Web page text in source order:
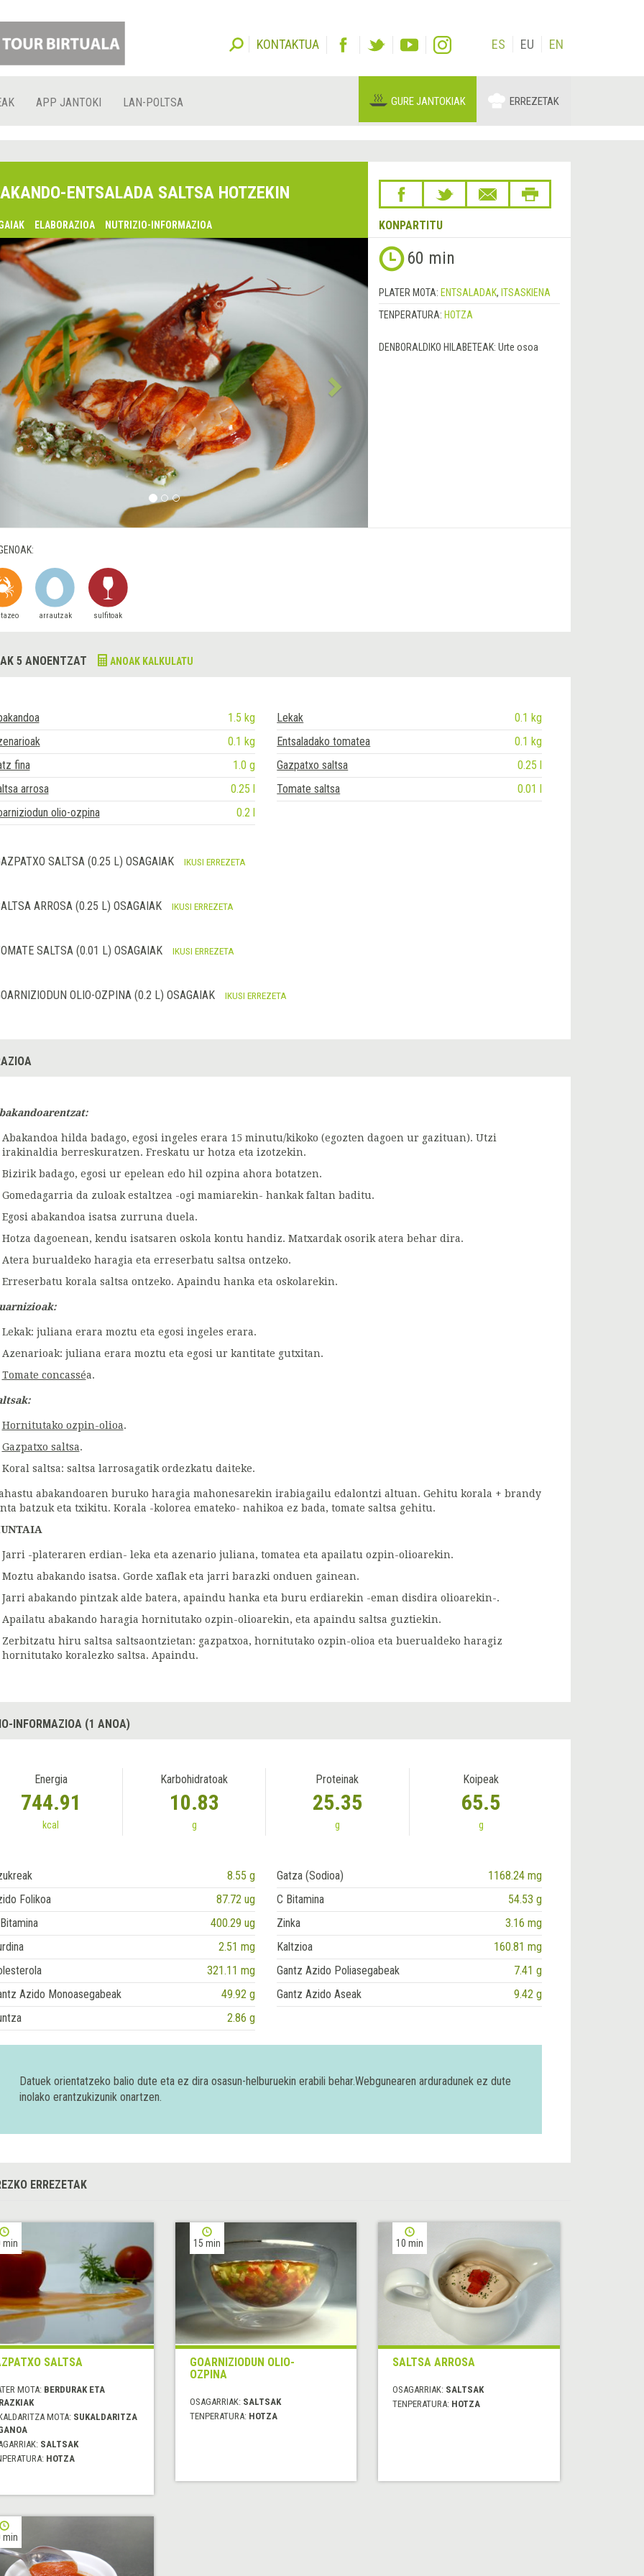
KONTAKTUA ES EU EN
APP JANTOKI LAN-POLTSA GURE JANTOKIAK ERREZETAK
ENTSALADA SALTSA HOTZEKIN
ELABORAZIOA NUTRIZIO-INFORMAZIOA KONPARTITU
Hurrengoa
&rsaquo; 60 min
PLATER MOTA: ENTSALADAK, ITSASKIENA
TENPERATURA: HOTZA
DENBORALDIKO HILABETEAK: Urte osoa
arrautzak sulfitoak
5 ANOENTZAT ANOAK KALKULATU
1.5 kg Lekak
0.1 kg
0.1 kg Entsaladako tomatea
0.1 kg
fina
1.0 g Gazpatxo saltsa
0.25 l
arrosa
0.25 l Tomate saltsa
0.01 l
olio-ozpina
0.2 l
SALTSA (0.25 L) OSAGAIAK IKUSI ERREZETA
ARROSA (0.25 L) OSAGAIAK IKUSI ERREZETA
SALTSA (0.01 L) OSAGAIAK IKUSI ERREZETA
OLIO-OZPINA (0.2 L) OSAGAIAK IKUSI ERREZETA
Abakandoa hilda badago, egosi ingeles erara 15 minutu/kikoko (egozten dagoen ur gazituan). Utzi
irakinaldia berreskuratzen. Freskatu ur hotza eta izotzekin.
Bizirik badago, egosi ur epelean edo hil ozpina ahora botatzen.
Gomedagarria da zuloak estaltzea -ogi mamiarekin- hankak faltan baditu.
Egosi abakandoa isatsa zurruna duela.
Hotza dagoenean, kendu isatsaren oskola kontu handiz. Matxardak osorik atera behar dira.
Atera burualdeko haragia eta erreserbatu saltsa ontzeko.
Erreserbatu korala saltsa ontzeko. Apaindu hanka eta oskolarekin.
Lekak: juliana erara moztu eta egosi ingeles erara.
Azenarioak: juliana erara moztu eta egosi ur kantitate gutxitan.
Tomate concasséa.
Hornitutako ozpin-olioa.
Gazpatxo saltsa.
Koral saltsa: saltsa larrosagatik ordezkatu daiteke.
abakandoaren buruko haragia mahonesarekin irabiagailu edalontzi altuan. Gehitu korala + brandy
batzuk eta txikitu. Korala -kolorea emateko- nahikoa ez bada, tomate saltsa gehitu.
Jarri -plateraren erdian- leka eta azenario juliana, tomatea eta apailatu ozpin-olioarekin.
Moztu abakando isatsa. Gorde xaflak eta jarri barazki onduen gainean.
Jarri abakando pintzak alde batera, apaindu hanka eta buru erdiarekin -eman disdira olioarekin-.
Apailatu abakando haragia hornitutako ozpin-olioarekin, eta apaindu saltsa guztiekin.
Zerbitzatu hiru saltsa saltsaontzietan: gazpatxoa, hornitutako ozpin-olioa eta buerualdeko haragiz
hornitutako koralezko saltsa. Apaindu.
INFORMAZIOA (1 ANOA)
Energia
744.91
kcal
Karbohidratoak
10.83
g
Proteinak
25.35
g
Koipeak
65.5
g
8.55 g Gatza (Sodioa)
1168.24 mg
Folikoa
87.72 ug C Bitamina
54.53 g
400.29 ug Zinka
3.16 mg
2.51 mg Kaltzioa
160.81 mg
321.11 mg Gantz Azido Poliasegabeak
7.41 g
Azido Monoasegabeak
49.92 g Gantz Azido Aseak
9.42 g
2.86 g
Datuek orientatzeko balio dute eta ez dira osasun-helburuekin erabili behar.Webgunearen arduradunek ez dute
inolako erantzukizunik onartzen.
ERREZETAK
min
SALTSA
MOTA: BERDURAK ETA
MOTA: SUKALDARITZA
SALTSAK
HOTZA
15 min
GOARNIZIODUN OLIO-
OZPINA
OSAGARRIAK: SALTSAK
TENPERATURA: HOTZA
10 min
SALTSA ARROSA
OSAGARRIAK: SALTSAK
TENPERATURA: HOTZA
min